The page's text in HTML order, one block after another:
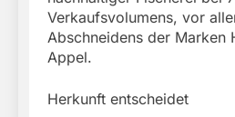
Verkaufsvolumens, vor
Abschneidens der Marken
Appel.
Herkunft entscheidet